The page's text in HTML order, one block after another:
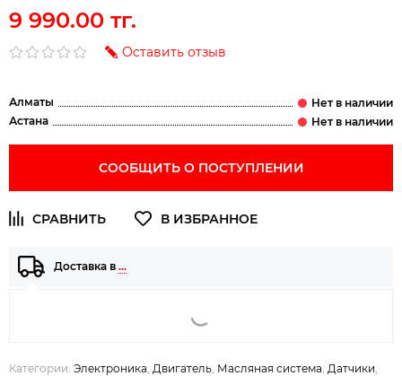
9 990.00 тг.
Оставить отзыв
Алматы
Астана
СООБЩИТЬ О ПОСТУПЛЕНИИ
Доставка в …
Категории: Электроника Двигатель Масляная система Датчики